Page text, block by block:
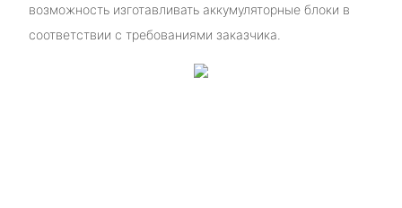
возможность изготавливать аккумуляторные блоки в
соответствии с требованиями заказчика.